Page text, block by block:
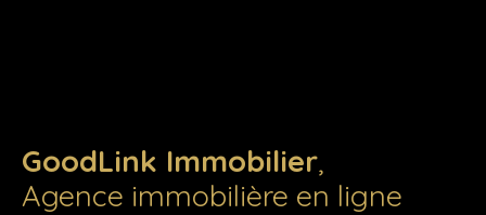
GoodLink Immobilier,
Agence immobilière en ligne